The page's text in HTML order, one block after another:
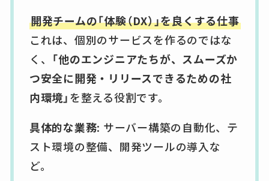
開発チームの「体験（DX）」を良くする仕事
これは、個別のサービスを作るのではな
く、 「他のエンジニアたちが、スムーズか
つ安全に開発・リリースできるための社
内環境」を整える役割です。
具体的な業務: サーバー構築の自動化、テ
スト環境の整備、開発ツールの導入な
ど。